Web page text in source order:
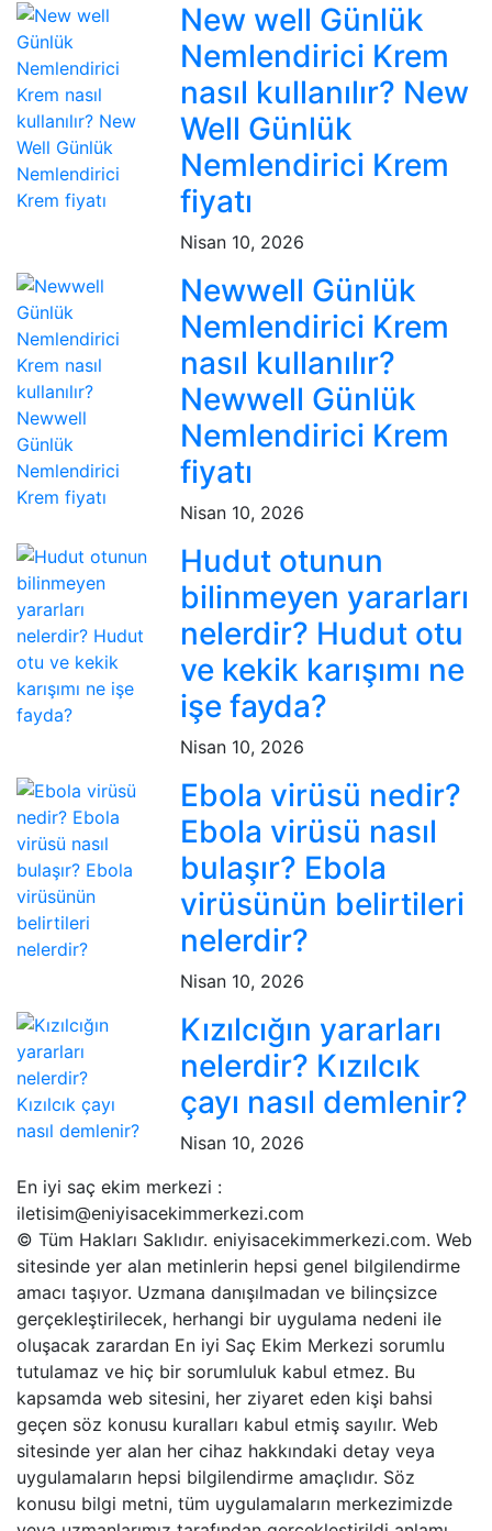
New well Günlük
Nemlendirici Krem
nasıl kullanılır? New
Well Günlük
Nemlendirici Krem
fiyatı
Nisan 10, 2026
Newwell Günlük
Nemlendirici Krem
nasıl kullanılır?
Newwell Günlük
Nemlendirici Krem
fiyatı
Nisan 10, 2026
Hudut otunun
bilinmeyen yararları
nelerdir? Hudut otu
ve kekik karışımı ne
işe fayda?
Nisan 10, 2026
Ebola virüsü nedir?
Ebola virüsü nasıl
bulaşır? Ebola
virüsünün belirtileri
nelerdir?
Nisan 10, 2026
Kızılcığın yararları
nelerdir? Kızılcık
çayı nasıl demlenir?
Nisan 10, 2026
En iyi saç ekim merkezi :
iletisim@eniyisacekimmerkezi.com
© Tüm Hakları Saklıdır. eniyisacekimmerkezi.com. Web
sitesinde yer alan metinlerin hepsi genel bilgilendirme
amacı taşıyor. Uzmana danışılmadan ve bilinçsizce
gerçekleştirilecek, herhangi bir uygulama nedeni ile
oluşacak zarardan En iyi Saç Ekim Merkezi sorumlu
tutulamaz ve hiç bir sorumluluk kabul etmez. Bu
kapsamda web sitesini, her ziyaret eden kişi bahsi
geçen söz konusu kuralları kabul etmiş sayılır. Web
sitesinde yer alan her cihaz hakkındaki detay veya
uygulamaların hepsi bilgilendirme amaçlıdır. Söz
konusu bilgi metni, tüm uygulamaların merkezimizde